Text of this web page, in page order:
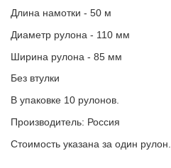
Длина намотки - 50 м
Диаметр рулона - 110 мм
Ширина рулона - 85 мм
Без втулки
В упаковке 10 рулонов.
Производитель: Россия
Стоимость указана за один рулон.